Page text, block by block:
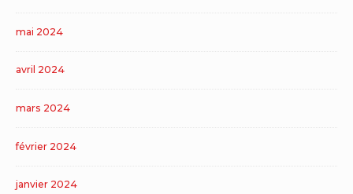
mai 2024
avril 2024
mars 2024
février 2024
janvier 2024